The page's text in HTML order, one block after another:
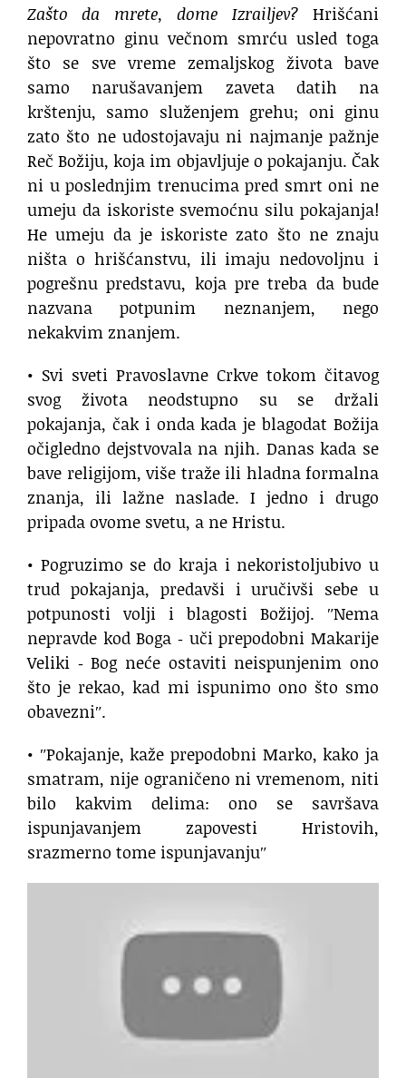
Zašto da mrete, dome Izrailjev? Hrišćani
nepovratno ginu večnom smrću usled toga
što se sve vreme zemaljskog života bave
samo narušavanjem zaveta datih na
krštenju, samo služenjem grehu; oni ginu
zato što ne udostojavaju ni najmanje pažnje
Reč Božiju, koja im objavljuje o pokajanju. Čak
ni u poslednjim trenucima pred smrt oni ne
umeju da iskoriste svemoćnu silu pokajanja!
He umeju da je iskoriste zato što ne znaju
ništa o hrišćanstvu, ili imaju nedovoljnu i
pogrešnu predstavu, koja pre treba da bude
nazvana potpunim neznanjem, nego
nekakvim znanjem.
• Svi sveti Pravoslavne Crkve tokom čitavog
svog života neodstupno su se držali
pokajanja, čak i onda kada je blagodat Božija
očigledno dejstvovala na njih. Danas kada se
bave religijom, više traže ili hladna formalna
znanja, ili lažne naslade. I jedno i drugo
pripada ovome svetu, a ne Hristu.
• Pogruzimo se do kraja i nekoristoljubivo u
trud pokajanja, predavši i uručivši sebe u
potpunosti volji i blagosti Božijoj. ʺNema
nepravde kod Boga ‐ uči prepodobni Makarije
Veliki ‐ Bog neće ostaviti neispunjenim ono
što je rekao, kad mi ispunimo ono što smo
obavezniʺ.
• ʺPokajanje, kaže prepodobni Marko, kako ja
smatram, nije ograničeno ni vremenom, niti
bilo kakvim delima: ono se savršava
ispunjavanjem zapovesti Hristovih,
srazmerno tome ispunjavanjuʺ